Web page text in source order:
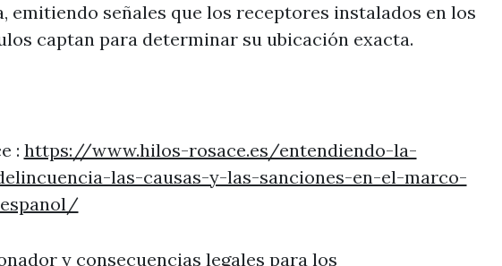
emitiendo señales que los receptores instalados en los
captan para determinar su ubicación exacta.
: https://www.hilos-rosace.es/entendiendo-la-
las-causas-y-las-sanciones-en-el-marco-
y consecuencias legales para los